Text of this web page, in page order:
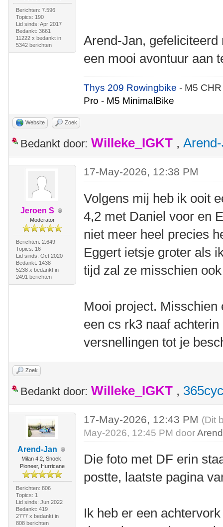
Berichten: 7.596
Topics: 190
Lid sinds: Apr 2017
Bedankt: 3661
11222 x bedankt in
5342 berichten
Arend-Jan,
een mooi avontuur aan
Thys 209 Rowingbike- M5
Pro - M5 MinimalBike
Website Zoek
Bedankt door: Willeke_IGKT ,
Jeroen S
Moderator
Berichten: 2.649
Topics: 16
Lid sinds: Oct 2020
Bedankt: 1438
5238 x bedankt in
2491 berichten
17-May-2026, 12:38 PM
Volgens mij heb ik ooit
4,2 met Daniel voor en
niet meer heel precies
Eggert ietsje groter als
tijd zal ze misschien
Mooi project.
een cs rk3 naaf
versnellingen tot je
Zoek
Bedankt door: Willeke_IGKT ,
Arend-Jan
Milan 4.2, Snoek,
Pioneer, Hurricane
Berichten: 806
Topics: 1
Lid sinds: Jun 2022
Bedankt: 419
2777 x bedankt in
808 berichten
17-May-2026, 12:43 PM (Dit
May-2026, 12:45 PM door
Die foto met DF erin
postte, laatste pagina
Ik heb er een